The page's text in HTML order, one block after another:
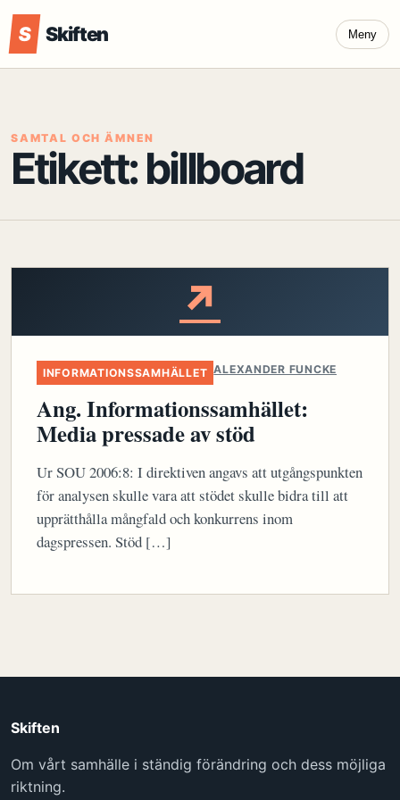
S Skiften Meny
SAMTAL OCH ÄMNEN
Etikett:billboard
↗
INFORMATIONSSAMHÄLLET ALEXANDER FUNCKE
Ang. Informationssamhället:
Media pressade av stöd
Ur SOU 2006:8: I direktiven angavs att utgångspunkten
för analysen skulle vara att stödet skulle bidra till att
upprätthålla mångfald och konkurrens inom
dagspressen. Stöd […]
Skiften
Om vårt samhälle i ständig förändring och dess möjliga
riktning.